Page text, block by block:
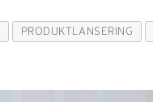
PRODUKTLANSERING